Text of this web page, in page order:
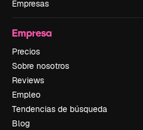
Empresas
Empresa
Precios
Sobre nosotros
Reviews
Empleo
Tendencias de búsqueda
Blog